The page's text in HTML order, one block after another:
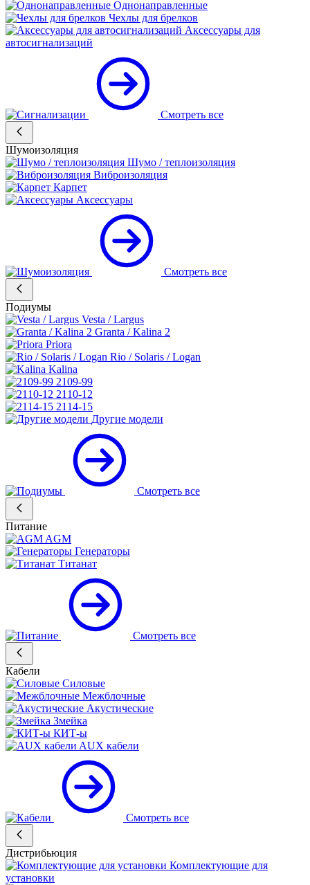
Однонаправленные
Чехлы для брелков
Аксессуары для
автосигнализаций
Смотреть все
Шумоизоляция
Шумо / теплоизоляция
Виброизоляция
Карпет
Аксессуары
Смотреть все
Подиумы
Vesta / Largus
Granta / Kalina 2
Priora
Rio / Solaris / Logan
Kalina
2109-99
2110-12
2114-15
Другие модели
Смотреть все
Питание
AGM
Генераторы
Титанат
Смотреть все
Кабели
Силовые
Межблочные
Акустические
Змейка
КИТ-ы
AUX кабели
Смотреть все
Дистрибьюция
Комплектующие для
установки